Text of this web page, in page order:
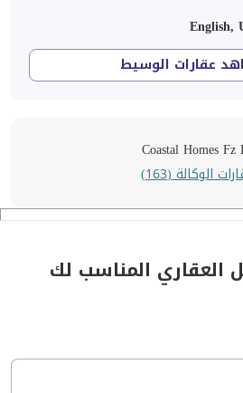
English,
Coastal Homes
الوكالة (163)
العقاري المناسب لك